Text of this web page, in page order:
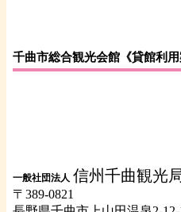
千曲市総合観光会館《貸館利用
一般社団法人 信州千曲観光
〒389-0821